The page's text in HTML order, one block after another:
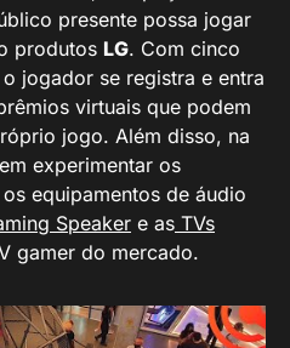
presente possa jogar
produtos LG. Com cinco
jogador se registra e entra
virtuais que podem
jogo. Além disso, na
experimentar os
os equipamentos de áudio
Speaker e as TVs
gamer do mercado.